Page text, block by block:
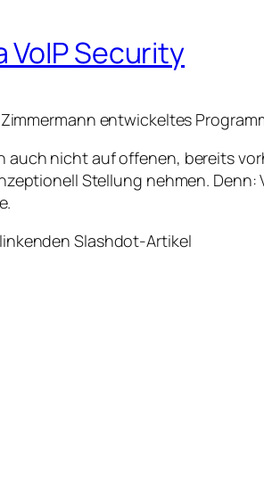
VoIP Security
entwickeltes
auch nicht auf offenen, bereits
Stellung nehmen.
Slashdot-Artikel